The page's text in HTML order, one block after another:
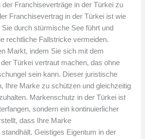
der Franchiseverträge in der Türkei zu
Franchisevertrag in der Türkei ist wie
durch stürmische See führt und
rechtliche Fallstricke vermeiden.
Markt, indem Sie sich mit dem
Türkei vertraut machen, das ohne
sein kann. Dieser juristische
Ihre Marke zu schützen und gleichzeitig
Markenschutz in der Türkei ist
sondern ein kontinuierlicher
dass Ihre Marke
Geistiges Eigentum in der